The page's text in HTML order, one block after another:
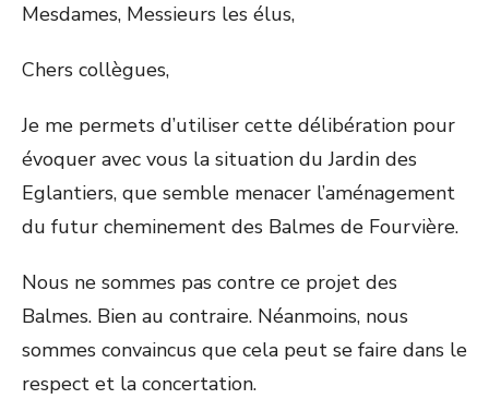
Mesdames, Messieurs les élus,
Chers collègues,
Je me permets d’utiliser cette délibération pour
évoquer avec vous la situation du Jardin des
Eglantiers, que semble menacer l’aménagement
du futur cheminement des Balmes de Fourvière.
Nous ne sommes pas contre ce projet des
Balmes. Bien au contraire. Néanmoins, nous
sommes convaincus que cela peut se faire dans le
respect et la concertation.